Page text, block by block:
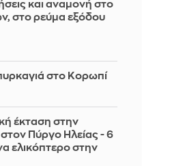
και αναμονή στο
στο ρεύμα εξόδου
στο Κορωπί
έκταση στην
Πύργο Ηλείας - 6
ελικόπτερο στην